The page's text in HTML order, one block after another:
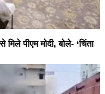
पीएम मोदी, बोले- ‘चिंता